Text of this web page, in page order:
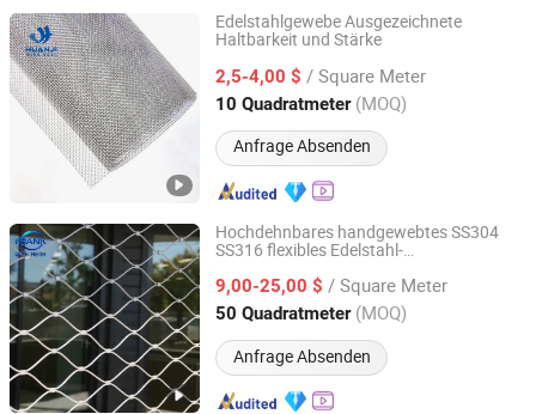
Edelstahlgewebe Ausgezeichnete
Haltbarkeit und Stärke
2,5-4,00 $ / Square Meter
10 Quadratmeter (MOQ)
Anfrage Absenden
Hebei Huanji Metal Wire Mesh Co., Ltd.
Hebei, China Seit 2024
Hochdehnbares handgewebtes SS304
SS316 flexibles Edelstahl-
Sturzprävention und zum Schutz bei
Außenbauarbeiten
9,00-25,00 $ / Square Meter
50 Quadratmeter (MOQ)
Anfrage Absenden
Hebei Frank Wire Mesh Products Co., Ltd.
Hebei, China Seit 2025